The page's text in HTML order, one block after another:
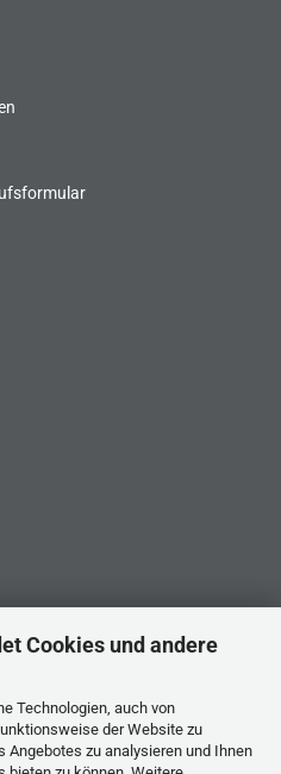
Cookies und andere
Technologien, auch von
der Website zu
Angebotes zu analysieren und Ihnen